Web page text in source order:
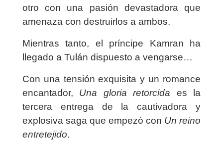
otro con una pasión devastadora que
amenaza con destruirlos a ambos.
Mientras tanto, el príncipe Kamran ha
llegado a Tulán dispuesto a vengarse…
Con una tensión exquisita y un romance
encantador, Una gloria retorcida
es la
tercera entrega de la cautivadora y
explosiva saga que empezó con Un reino
entretejido.